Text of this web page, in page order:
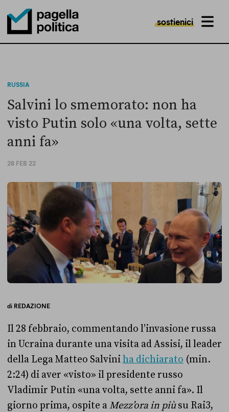
Pagella Politica Logo
sostienici MENU
RUSSIA
Salvini lo smemorato: non ha
visto Putin solo «una volta, sette
anni fa»
28 FEB 22
di REDAZIONE
Il 28 febbraio, commentando l’invasione russa
in Ucraina durante una visita ad Assisi, il leader
della Lega Matteo Salviniha dichiarato (min.
2:24) di aver «visto» il presidente russo
Vladimir Putin «una volta, sette anni fa». Il
giorno prima, ospite a Mezz’ora in piùsu Rai3,